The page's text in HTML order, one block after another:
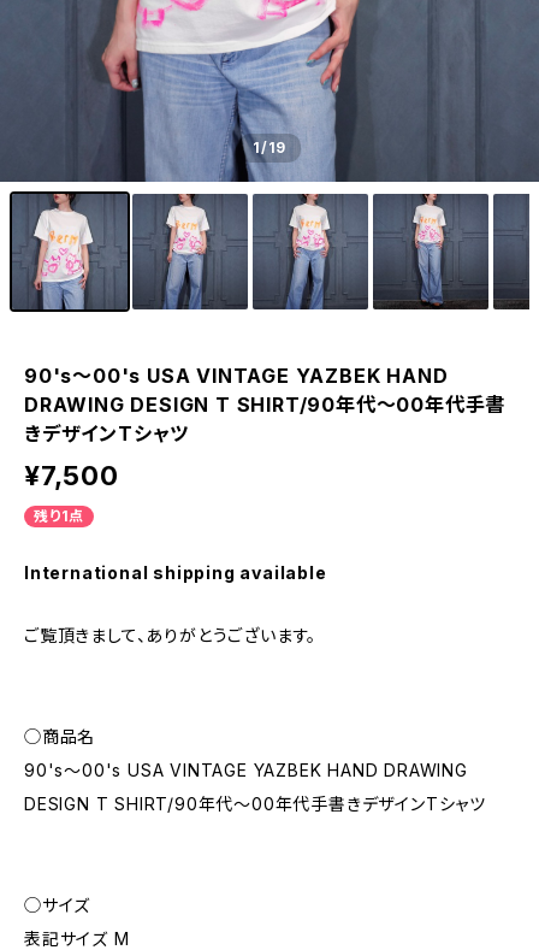
1/19
90's～00's USA VINTAGE YAZBEK HAND
DRAWING DESIGN T SHIRT/90年代～00年代手書
きデザインTシャツ
¥7,500
残り1点
International shipping available
ご覧頂きまして、ありがとうございます。
◯商品名
90's～00's USA VINTAGE YAZBEK HAND DRAWING
DESIGN T SHIRT/90年代～00年代手書きデザインTシャツ
◯サイズ
表記サイズ M